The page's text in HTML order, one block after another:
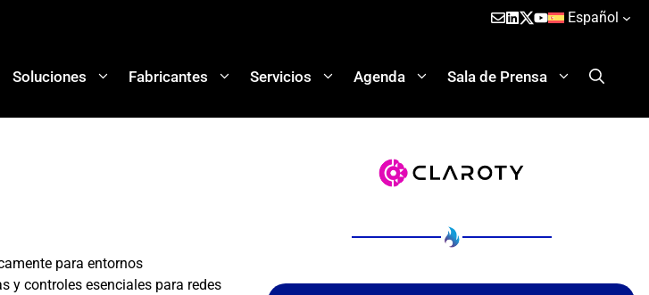
Español
Soluciones Fabricantes Servicios Agenda Sala de Prensa
para entornos
y controles esenciales para redes